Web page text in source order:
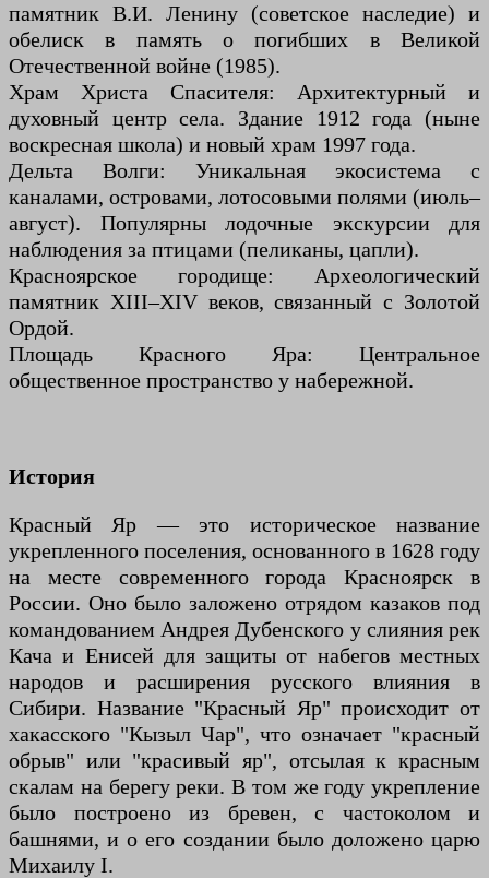
памятник В.И. Ленину (советское наследие) и
обелиск в память о погибших в Великой
Отечественной войне (1985).
Храм Христа Спасителя: Архитектурный и
духовный центр села. Здание 1912 года (ныне
воскресная школа) и новый храм 1997 года.
Дельта Волги: Уникальная экосистема с
каналами, островами, лотосовыми полями (июль–
август). Популярны лодочные экскурсии для
наблюдения за птицами (пеликаны, цапли).
Красноярское городище: Археологический
памятник XIII–XIV веков, связанный с Золотой
Ордой.
Площадь Красного Яра: Центральное
общественное пространство у набережной.
История
Красный Яр — это историческое название
укрепленного поселения, основанного в 1628 году
на месте современного города Красноярск в
России. Оно было заложено отрядом казаков под
командованием Андрея Дубенского у слияния рек
Кача и Енисей для защиты от набегов местных
народов и расширения русского влияния в
Сибири. Название "Красный Яр" происходит от
хакасского "Кызыл Чар", что означает "красный
обрыв" или "красивый яр", отсылая к красным
скалам на берегу реки. В том же году укрепление
было построено из бревен, с частоколом и
башнями, и о его создании было доложено царю
Михаилу I.